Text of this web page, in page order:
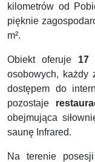
kilometrów od
pięknie
m².
Obiekt oferuje 17
osobowych, każdy
dostępem do
pozostaje
obejmująca
saunę Infrared.
Na terenie